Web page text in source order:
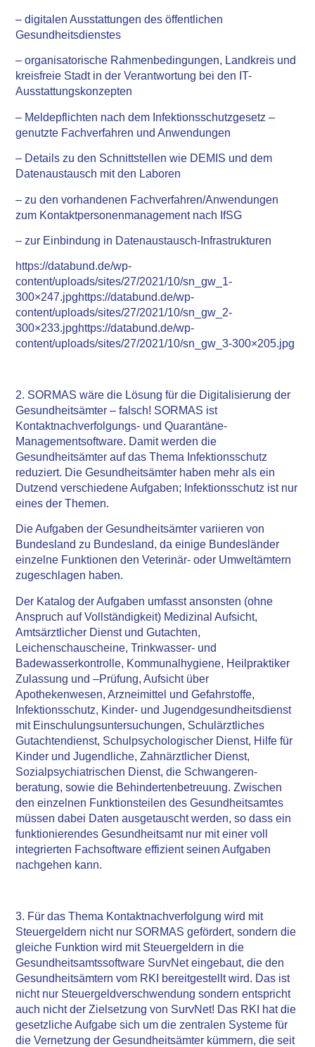
– digitalen Ausstattungen des öffentlichen
Gesundheitsdienstes
– organisatorische Rahmenbedingungen, Landkreis und
kreisfreie Stadt in der Verantwortung bei den IT-
Ausstattungskonzepten
– Meldepflichten nach dem Infektionsschutzgesetz –
genutzte Fachverfahren und Anwendungen
– Details zu den Schnittstellen wie DEMIS und dem
Datenaustausch mit den Laboren
– zu den vorhandenen Fachverfahren/Anwendungen
zum Kontaktpersonenmanagement nach IfSG
– zur Einbindung in Datenaustausch-Infrastrukturen
https://databund.de/wp-
content/uploads/sites/27/2021/10/sn_gw_1-
300×247.jpghttps://databund.de/wp-
content/uploads/sites/27/2021/10/sn_gw_2-
300×233.jpghttps://databund.de/wp-
content/uploads/sites/27/2021/10/sn_gw_3-300×205.jpg
2. SORMAS wäre die Lösung für die Digitalisierung der
Gesundheitsämter – falsch! SORMAS ist
Kontaktnachverfolgungs- und Quarantäne-
Managementsoftware. Damit werden die
Gesundheitsämter auf das Thema Infektionsschutz
reduziert. Die Gesundheitsämter haben mehr als ein
Dutzend verschiedene Aufgaben; Infektionsschutz ist nur
eines der Themen.
Die Aufgaben der Gesundheitsämter variieren von
Bundesland zu Bundesland, da einige Bundesländer
einzelne Funktionen den Veterinär- oder Umweltämtern
zugeschlagen haben.
Der Katalog der Aufgaben umfasst ansonsten (ohne
Anspruch auf Vollständigkeit) Medizinal Aufsicht,
Amtsärztlicher Dienst und Gutachten,
Leichenschauscheine, Trinkwasser- und
Badewasserkontrolle, Kommunalhygiene, Heilpraktiker
Zulassung und –Prüfung, Aufsicht über
Apothekenwesen, Arzneimittel und Gefahrstoffe,
Infektionsschutz, Kinder- und Jugendgesundheitsdienst
mit Einschulungsuntersuchungen, Schulärztliches
Gutachtendienst, Schulpsychologischer Dienst, Hilfe für
Kinder und Jugendliche, Zahnärztlicher Dienst,
Sozialpsychiatrischen Dienst, die Schwangeren-
beratung, sowie die Behindertenbetreuung. Zwischen
den einzelnen Funktionsteilen des Gesundheitsamtes
müssen dabei Daten ausgetauscht werden, so dass ein
funktionierendes Gesundheitsamt nur mit einer voll
integrierten Fachsoftware effizient seinen Aufgaben
nachgehen kann.
3. Für das Thema Kontaktnachverfolgung wird mit
Steuergeldern nicht nur SORMAS gefördert, sondern die
gleiche Funktion wird mit Steuergeldern in die
Gesundheitsamtssoftware SurvNet eingebaut, die den
Gesundheitsämtern vom RKI bereitgestellt wird. Das ist
nicht nur Steuergeldverschwendung sondern entspricht
auch nicht der Zielsetzung von SurvNet! Das RKI hat die
gesetzliche Aufgabe sich um die zentralen Systeme für
die Vernetzung der Gesundheitsämter kümmern, die seit